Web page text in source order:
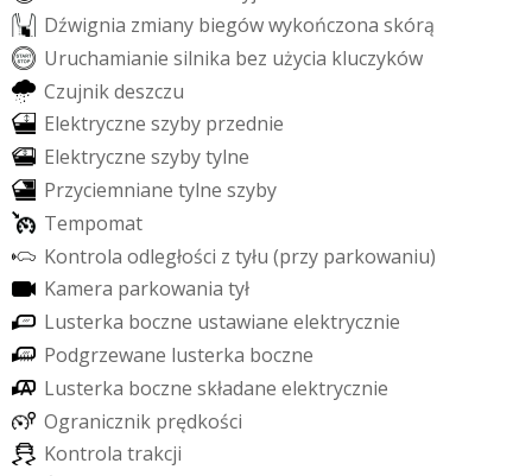
Dźwignia zmiany biegówwykończona skórą
Uruchamianie silnika bez użycia kluczyków
Czujnikdeszczu
Elektryczne szyby przednie
Elektryczne szybytylne
Przyciemniane tylne szyby
Tempomat
Kontrola odległości z tyłu (przy parkowaniu)
Kamera parkowania tył
Lusterka boczne ustawiane elektrycznie
Podgrzewane lusterka boczne
Lusterka boczne składane elektrycznie
Ogranicznik prędkości
Kontrola trakcji